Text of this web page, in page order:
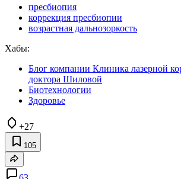
пресбиопия
коррекция пресбиопии
возрастная дальнозоркость
Хабы:
Блог компании Клиника лазерной
доктора Шиловой
Биотехнологии
Здоровье
+27
105